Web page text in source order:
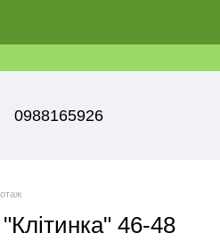
0988165926
46-48